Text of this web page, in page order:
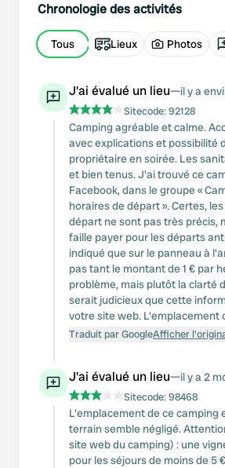
Chronologie des activités
Tous Lieux Photos
J'ai évalué un lieu—il y a
Sitecode:92128
Camping agréable et calme.
avec explications et possibilité
propriétaire en soirée. Les
et bien tenus. J'ai trouvé ce
Facebook, dans le groupe «
horaires de départ ». Certes,
départ ne sont pas très précis,
faille payer pour les départs
indiqué que sur le panneau à
pas tant le montant de 1 € par
problème, mais plutôt la clarté
serait judicieux que cette
votre site web. L'emplacement
Traduit par GoogleAfficher
J'ai évalué un lieu—il y a 2
Sitecode:98468
L'emplacement de ce camping
terrain semble négligé.
site web du camping) : une
pour les séjours de moins de 5